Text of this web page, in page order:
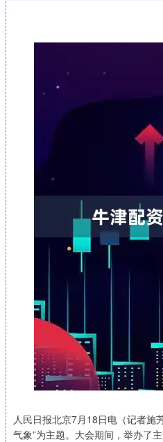
人民日报北京7月18日电（记者施
气象”为主题。大会期间，举办了